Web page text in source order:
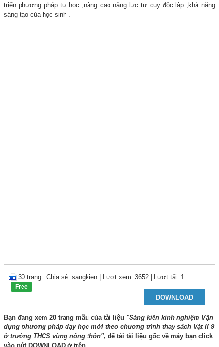
triển phương pháp tự học ,nâng cao năng lực tư duy độc lập ,khả năng
sáng tạo của học sinh .
30 trang |Chia sẻ:sangkien | Lượt xem: 3652 | Lượt tải: 1
Free
DOWNLOAD
Bạn đang xem 20 trang mẫu của tài liệu "Sáng kiến kinh nghiệm Vận
dụng phương pháp dạy học mới theo chương trình thay sách Vật lí 9
ở trường THCS vùng nông thôn", để tải tài liệu gốc về máy bạn click
vào nútDOWNLOAD ở trên